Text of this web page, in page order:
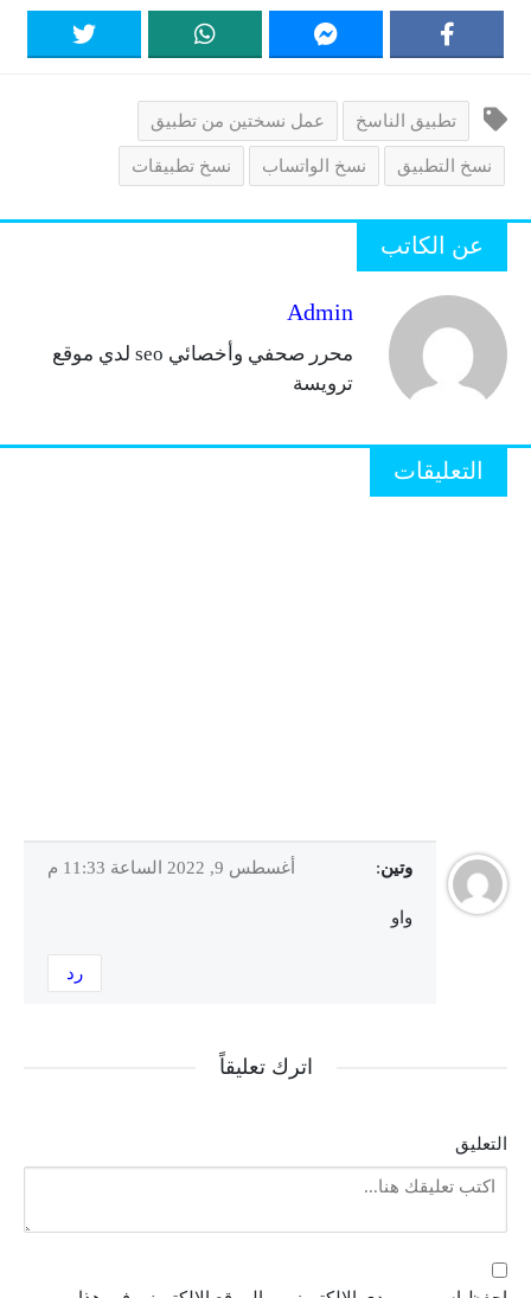
تطبيق الناسخ عمل نسختين من تطبيق
نسخ التطبيق نسخ الواتساب نسخ تطبيقات
عن الكاتب
Admin
محرر صحفي وأخصائي seo لدي موقع
ترويسة
التعليقات
وتين: أغسطس 9, 2022 الساعة 11:33 م
واو
رد
اترك تعليقاً
التعليق